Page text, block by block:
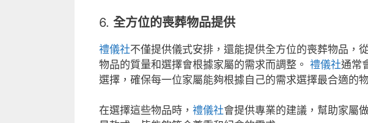
6. 全方位的喪葬物品提供
禮儀社不僅提供儀式安排，還能提供全方位的喪葬物品，
物品的質量和選擇會根據家屬的需求而調整。 禮儀社通常
選擇，確保每一位家屬能夠根據自己的需求選擇最合適的
在選擇這些物品時， 禮儀社會提供專業的建議，幫助家屬